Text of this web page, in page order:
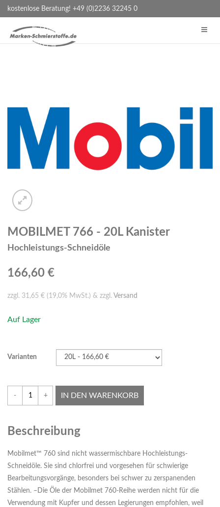
kostenlose Beratung! +49 (0)2236 32245 0
MOBILMET 766 - 20L Kanister
Hochleistungs-Schneidöle
166,60 €
zzgl. 31,65 € (19,0% MwSt.) & zzgl. Versand
Auf Lager
Varianten
- + IN DEN WARENKORB
Beschreibung
Mobilmet™ 760 sind nicht wassermischbare Hochleistungs-
Schneidöle. Sie sind chlorfrei und vorgesehen für schwierige
Bearbeitungsvorgänge, besonders bei schwer zu zerspanenden
Stählen. –Die Öle der Mobilmet 760-Reihe werden nicht für die
Verwendung mit Kupfer und dessen Legierungen empfohlen, weil